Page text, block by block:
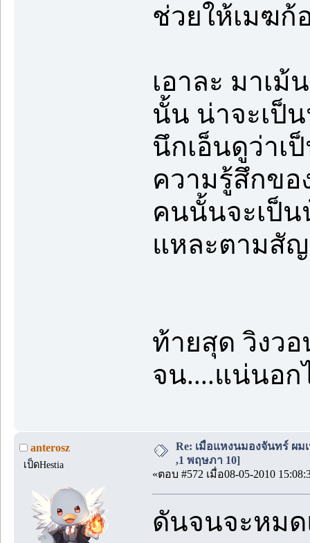
ช่วยให้เมฆก้
เอาละ มาเ
นั้น น่าจะเป็
นึกเอ็นดูว่าเ
ความรู้สึกขอ
คนนั้นจะเป็น
แหละตามสั
ท้ายสุด วิงว
จน....แน่นอ
anterosz
เป็ดHestia
Re: เมื่อแหงนมองจันทร์ ผม
,1 พฤษภา 10]
«ตอบ #572 เมื่อ08-05-2010
ดันจนจะหมด